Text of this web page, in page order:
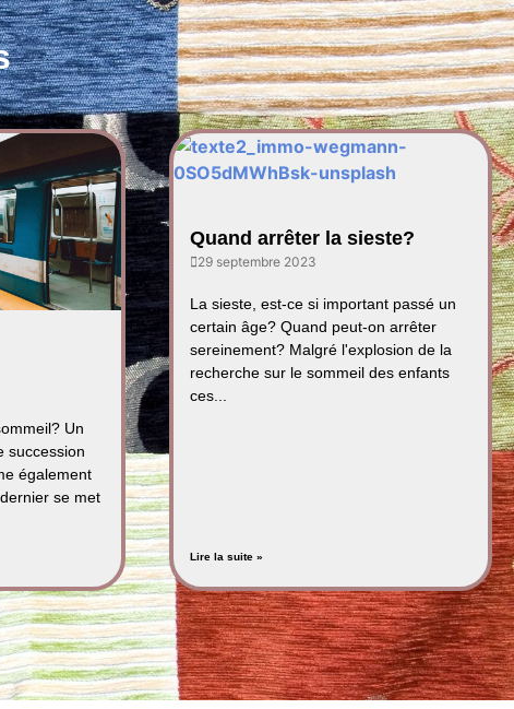
Un
succession
également
se met
Quand arrêter la sieste?
29 septembre 2023
La sieste, est-ce si important passé un
certain âge? Quand peut-on arrêter
sereinement? Malgré l'explosion de la
recherche sur le sommeil des enfants
ces...
Lire la suite »